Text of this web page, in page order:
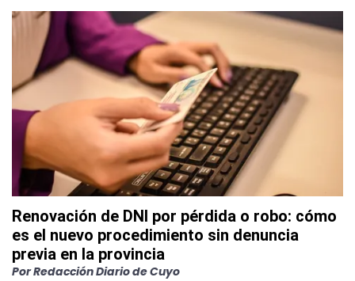
Renovación de DNI por pérdida o robo: cómo
es el nuevo procedimiento sin denuncia
previa en la provincia
PorRedacción Diario de Cuyo